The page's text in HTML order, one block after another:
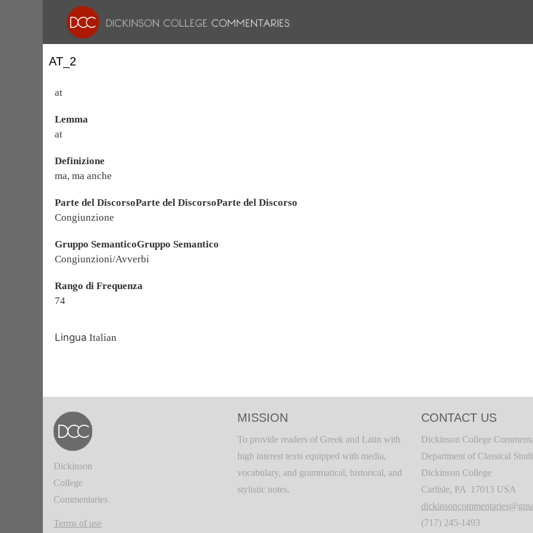
AT_2
at
Lemma
at
Definizione
ma, ma anche
Parte del DiscorsoParte del DiscorsoParte del Discorso
Congiunzione
Gruppo SemanticoGruppo Semantico
Congiunzioni/Avverbi
Rango di Frequenza
74
Lingua Italian
Dickinson
College
Commentaries
Terms of use
MISSION
To provide readers of Greek and Latin with
high interest texts equipped with media,
vocabulary, and grammatical, historical, and
stylistic notes.
CONTACT US
Dickinson College
Department of Classical
Dickinson College
Carlisle, PA 17013 USA
(717) 245-1493